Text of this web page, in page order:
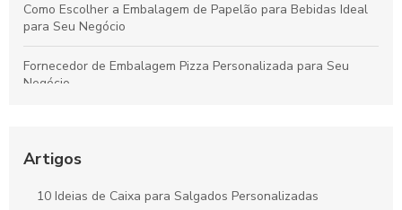
Como Escolher a Embalagem de Papelão para Bebidas Ideal
para Seu Negócio
Fornecedor de Embalagem Pizza Personalizada para Seu
Negócio
festa
Artigos
10 Ideias de Caixa para Salgados Personalizadas